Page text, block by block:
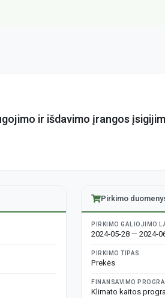
ir išdavimo įrangos
Pirkimo
PIRKIMO GALIOJIMO
2024-05-28 — 2024-
PIRKIMO TIPAS
Prekės
FINANSAVIMO
Klimato kaitos